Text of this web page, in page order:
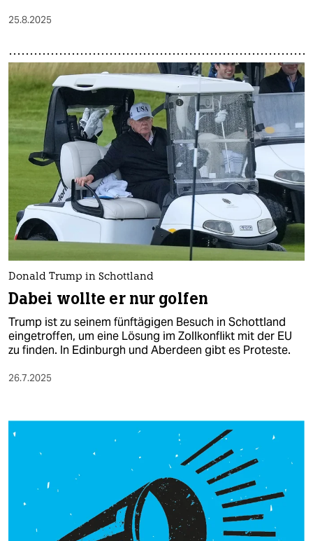
25.8.2025
Donald Trump in Schottland
Dabei wollte er nur golfen
Trump ist zu seinem fünftägigen Besuch in Schottland
eingetroffen, um eine Lösung im Zollkonflikt mit der EU
zu finden. In Edinburgh und Aberdeen gibt es Proteste.
26.7.2025